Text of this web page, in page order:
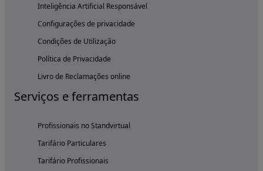
Inteligência Artificial Responsável
Configurações de privacidade
Condições de Utilização
Política de Privacidade
Livro de Reclamações online
Serviços e ferramentas
Profissionais no Standvirtual
Tarifário Particulares
Tarifário Profissionais